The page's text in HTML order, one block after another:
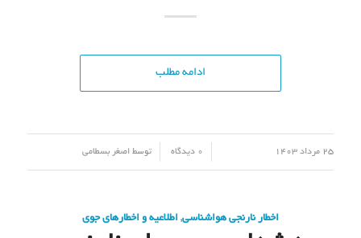
ادامه مطلب
25 مرداد 1403 0 دیدگاه توسط اصغر بسطامی
اخطار نارنجی هواشناسی, اطلاعیه و اخطارهای جوی